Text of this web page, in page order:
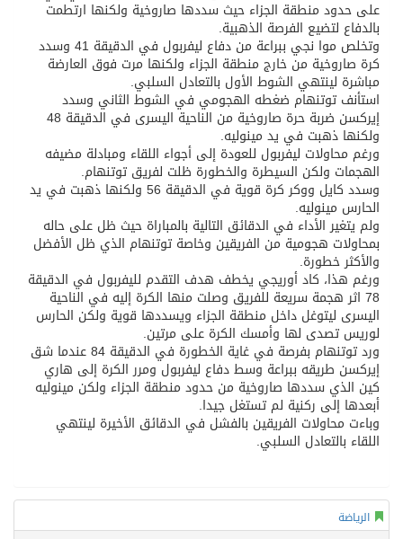
على حدود منطقة الجزاء حيث سددها صاروخية ولكنها ارتطمت
بالدفاع لتضيع الفرصة الذهبية.
وتخلص موا نجي ببراعة من دفاع ليفربول في الدقيقة 41 وسدد
كرة صاروخية من خارج منطقة الجزاء ولكنها مرت فوق العارضة
مباشرة لينتهي الشوط الأول بالتعادل السلبي.
استأنف توتنهام ضغطه الهجومي في الشوط الثاني وسدد
إيركسن ضربة حرة صاروخية من الناحية اليسرى في الدقيقة 48
ولكنها ذهبت في يد مينوليه.
ورغم محاولات ليفربول للعودة إلى أجواء اللقاء ومبادلة مضيفه
الهجمات ولكن السيطرة والخطورة ظلت لفريق توتنهام.
وسدد كايل ووكر كرة قوية في الدقيقة 56 ولكنها ذهبت في يد
الحارس مينوليه.
ولم يتغير الأداء في الدقائق التالية بالمباراة حيث ظل على حاله
بمحاولات هجومية من الفريقين وخاصة توتنهام الذي ظل الأفضل
والأكثر خطورة.
ورغم هذا، كاد أوريجي يخطف هدف التقدم لليفربول في الدقيقة
78 اثر هجمة سريعة للفريق وصلت منها الكرة إليه في الناحية
اليسرى ليتوغل داخل منطقة الجزاء ويسددها قوية ولكن الحارس
لوريس تصدى لها وأمسك الكرة على مرتين.
ورد توتنهام بفرصة في غاية الخطورة في الدقيقة 84 عندما شق
إيركسن طريقه ببراعة وسط دفاع ليفربول ومرر الكرة إلى هاري
كين الذي سددها صاروخية من حدود منطقة الجزاء ولكن مينوليه
أبعدها إلى ركنية لم تستغل جيدا.
وباءت محاولات الفريقين بالفشل في الدقائق الأخيرة لينتهي
اللقاء بالتعادل السلبي.
الرياضة